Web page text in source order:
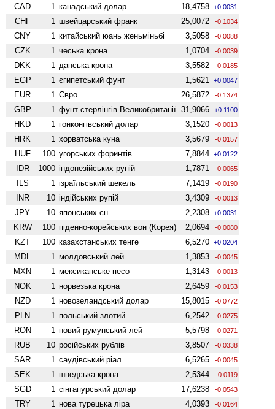
CAD 1 канадський долар 18,4758 +0.0031
CHF 1 швейцарський франк 25,0072 -0.1034
CNY 1 китайський юань женьмiньбi 3,5058 -0.0088
CZK 1 чеська крона 1,0704 -0.0039
DKK 1 данська крона 3,5582 -0.0185
EGP 1 єгипетський фунт 1,5621 +0.0047
EUR 1 Євро 26,5872 -0.1374
GBP 1 фунт стерлінгів Велико­британії 31,9066 +0.1100
HKD 1 гонконгівський долар 3,1520 -0.0013
HRK 1 хорватська куна 3,5679 -0.0157
HUF 100 угорських форинтів 7,8844 +0.0122
IDR 1000 індонезійських рупій 1,7871 -0.0065
ILS 1 ізраїльський шекель 7,1419 -0.0190
INR 10 індійських рупій 3,4309 -0.0013
JPY 10 японських єн 2,2308 +0.0031
KRW 100 піденно-корейських вон (Корея) 2,0694 -0.0080
KZT 100 казахстанських тенге 6,5270 +0.0204
MDL 1 молдовський лей 1,3853 -0.0045
MXN 1 мексиканське песо 1,3143 -0.0013
NOK 1 норвезька крона 2,6459 -0.0153
NZD 1 ново­зеландський долар 15,8015 -0.0772
PLN 1 польський злотий 6,2542 -0.0275
RON 1 новий румунський лей 5,5798 -0.0271
RUB 10 російських рублів 3,8507 -0.0338
SAR 1 саудівський ріал 6,5265 -0.0045
SEK 1 шведська крона 2,5344 -0.0119
SGD 1 сінгапурський долар 17,6238 -0.0543
TRY 1 нова турецька ліра 4,0393 -0.0164